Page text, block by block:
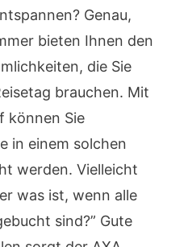
Genau,
bieten Ihnen den
die Sie
brauchen. Mit
können Sie
in einem solchen
werden. Vielleicht
was ist, wenn alle
sind?” Gute